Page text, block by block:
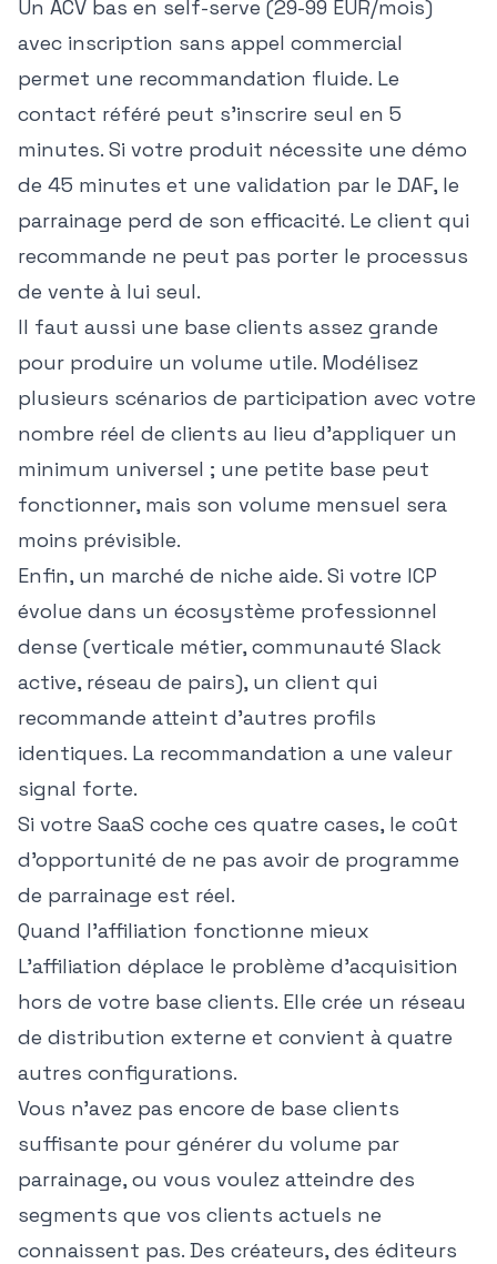
Un ACV bas en self-serve (29-99 EUR/mois)
avec inscription sans appel commercial
permet une recommandation fluide. Le
contact référé peut s'inscrire seul en 5
minutes. Si votre produit nécessite une démo
de 45 minutes et une validation par le DAF, le
parrainage perd de son efficacité. Le client qui
recommande ne peut pas porter le processus
de vente à lui seul.
Il faut aussi une base clients assez grande
pour produire un volume utile. Modélisez
plusieurs scénarios de participation avec votre
nombre réel de clients au lieu d'appliquer un
minimum universel ; une petite base peut
fonctionner, mais son volume mensuel sera
moins prévisible.
Enfin, un marché de niche aide. Si votre ICP
évolue dans un écosystème professionnel
dense (verticale métier, communauté Slack
active, réseau de pairs), un client qui
recommande atteint d'autres profils
identiques. La recommandation a une valeur
signal forte.
Si votre SaaS coche ces quatre cases, le coût
d'opportunité de ne pas avoir de programme
de parrainage est réel.
Quand l'affiliation fonctionne mieux
L'affiliation déplace le problème d'acquisition
hors de votre base clients. Elle crée un réseau
de distribution externe et convient à quatre
autres configurations.
Vous n'avez pas encore de base clients
suffisante pour générer du volume par
parrainage, ou vous voulez atteindre des
segments que vos clients actuels ne
connaissent pas. Des créateurs, des éditeurs